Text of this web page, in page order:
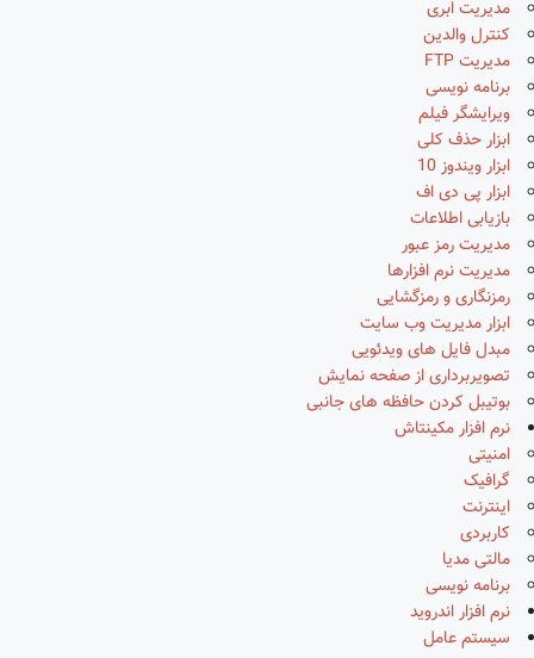
مدیریت ابری
کنترل والدین
مدیریت FTP
برنامه نویسی
ویرایشگر فیلم
ابزار حذف کلی
ابزار ویندوز 10
ابزار پی دی اف
بازیابی اطلاعات
مدیریت رمز عبور
مدیریت نرم افزارها
رمزنگاری و رمزگشایی
ابزار مدیریت وب سایت
مبدل فایل های ویدئویی
تصویربرداری از صفحه نمایش
بوتیبل کردن حافظه های جانبی
نرم افزار مکینتاش
امنیتی
گرافیک
اینترنت
کاربردی
مالتی مدیا
برنامه نویسی
نرم افزار اندروید
سیستم عامل